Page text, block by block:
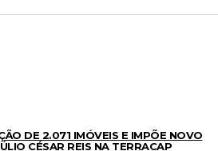
DE 2.071 IMÓVEIS E IMPÕE NOVO
CÉSAR REIS NA TERRACAP